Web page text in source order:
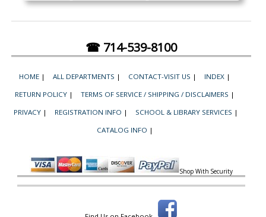
☎ 714-539-8100
HOME | ALL DEPARTMENTS | CONTACT-VISIT US | INDEX |
RETURN POLICY | TERMS OF SERVICE / SHIPPING / DISCLAIMERS |
PRIVACY | REGISTRATION INFO | SCHOOL & LIBRARY SERVICES |
CATALOG INFO |
Shop With Security